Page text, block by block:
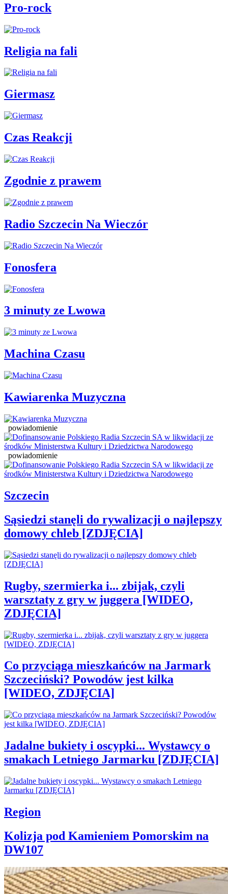
Pro-rock
Religia na fali
Giermasz
Czas Reakcji
Zgodnie z prawem
Radio Szczecin Na Wieczór
Fonosfera
3 minuty ze Lwowa
Machina Czasu
Kawiarenka Muzyczna
powiadomienie
powiadomienie
Szczecin
Sąsiedzi stanęli do rywalizacji o najlepszy
domowy chleb [ZDJĘCIA]
Rugby, szermierka i... zbijak, czyli
warsztaty z gry w juggera [WIDEO,
ZDJĘCIA]
Co przyciąga mieszkańców na Jarmark
Szczeciński? Powodów jest kilka
[WIDEO, ZDJĘCIA]
Jadalne bukiety i oscypki... Wystawcy o
smakach Letniego Jarmarku [ZDJĘCIA]
Region
Kolizja pod Kamieniem Pomorskim na
DW107